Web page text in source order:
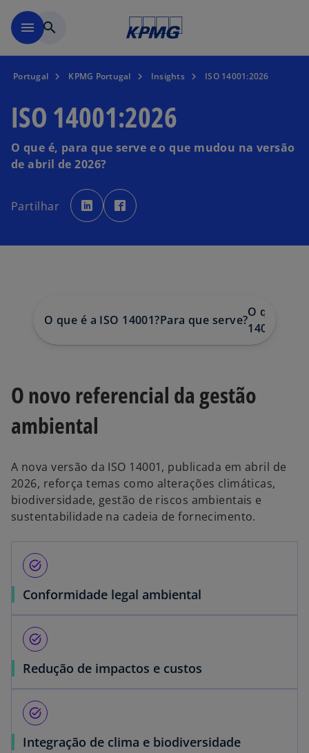
menu search
Portugal KPMG Portugal Insights ISO 14001:2026
ISO 14001:2026
O que é, para que serve e o que mudou na versão
de abril de 2026?
Partilhar
o
p
e
n
p
e
O que é a ISO 14001?Para que serve?
O que
O novo referencial da gestão
ambiental
A nova versão da ISO 14001, publicada em abril de
2026, reforça temas como alterações climáticas,
biodiversidade, gestão de riscos ambientais e
sustentabilidade na cadeia de fornecimento.
task_alt
Conformidade legal ambiental
task_alt
Redução de impactos e custos
task_alt
Integração de clima e biodiversidade